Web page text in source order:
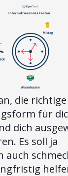
die richtige
für
dich
Es soll ja
auch